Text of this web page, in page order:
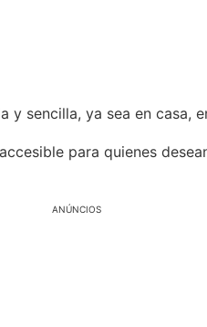
sencilla, ya sea en casa,
para quienes
ANÚNCIOS